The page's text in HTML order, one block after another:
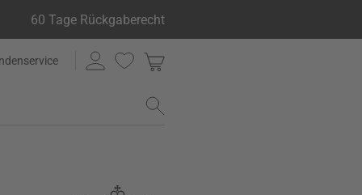
60 Tage Rückgaberecht